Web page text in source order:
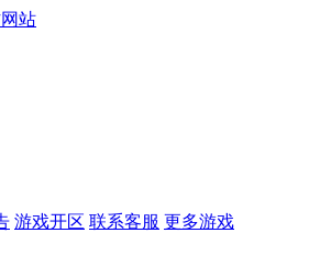
游戏开区 联系客服 更多游戏